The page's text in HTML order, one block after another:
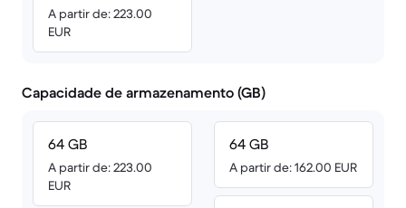
A partir de: 223.00
EUR
Capacidade de armazenamento (GB)
64 GB
A partir de: 223.00
EUR
64 GB
A partir de: 162.00 EUR